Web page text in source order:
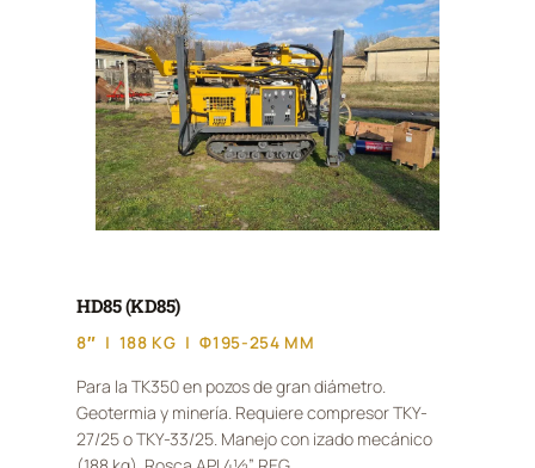
HD85 (KD85)
8″ | 188 KG | Φ195-254 MM
Para la TK350 en pozos de gran diámetro.
Geotermia y minería. Requiere compresor TKY-
27/25 o TKY-33/25. Manejo con izado mecánico